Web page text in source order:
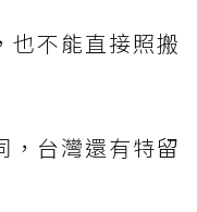
也不能直接照搬
，台灣還有特留